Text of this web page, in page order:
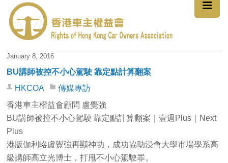
January 8, 2016
BU講師被控不小心駕駛 靠定點計算翻案
HKCOA
傳媒專訪
香港車主權益會顧問 盧覺強
BU講師被控不小心駕駛 靠定點計算翻案｜壹週Plus｜Next
Plus
港版伽利略盧覺強再顯神功，成功協助浸會大學市場學系高
級講師高立光博士，打甩不小心駕駛罪。